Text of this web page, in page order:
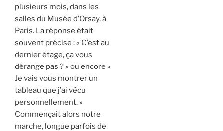
plusieurs mois, dans les
salles du Musée d’Orsay, à
Paris. La réponse était
souvent précise : « C’est au
dernier étage, ça vous
dérange pas ? » ou encore «
Je vais vous montrer un
tableau que j’ai vécu
personnellement. »
Commençait alors notre
marche, longue parfois de